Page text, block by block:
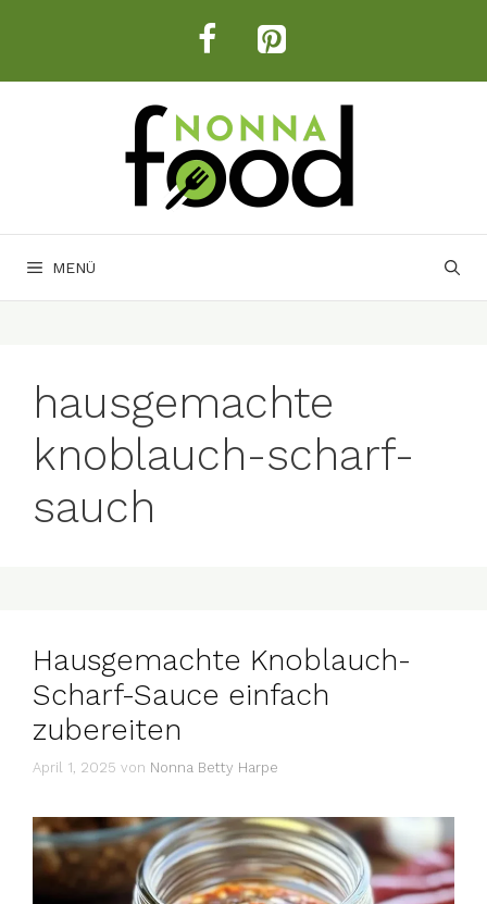
MENÜ
hausgemachte
knoblauch-scharf-
sauch
Hausgemachte Knoblauch-
Scharf-Sauce einfach
zubereiten
April 1, 2025 von Nonna Betty Harpe